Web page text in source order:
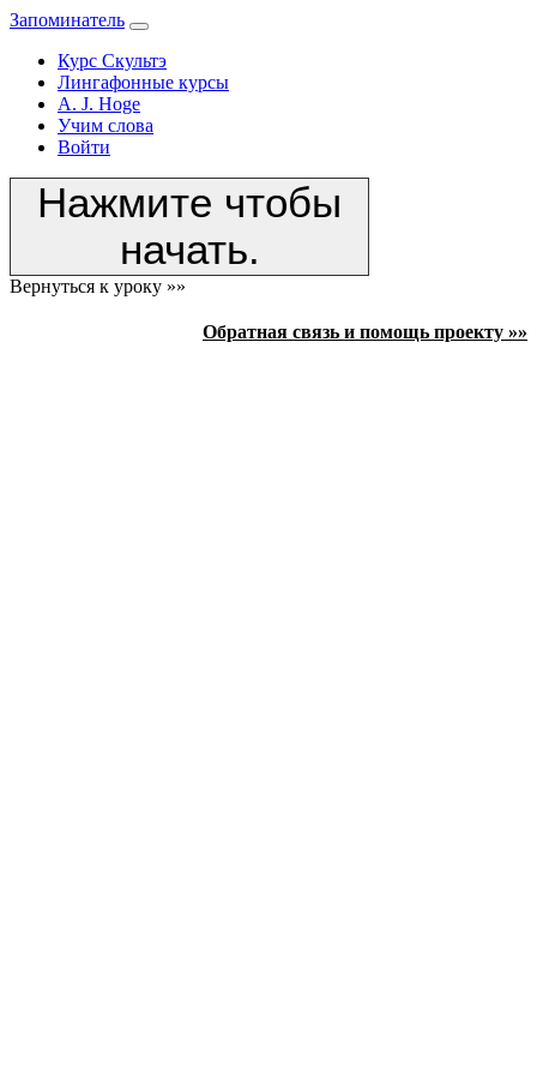
Запоминатель
Курс Скультэ
Лингафонные курсы
A. J. Hoge
Учим слова
Войти
Нажмите чтобы
начать.
Вернуться к уроку »»
Обратная связь и помощь проекту »»